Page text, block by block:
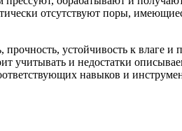
отсутствуют поры,
устойчивость к влаге
учитывать и недостатки
навыков и